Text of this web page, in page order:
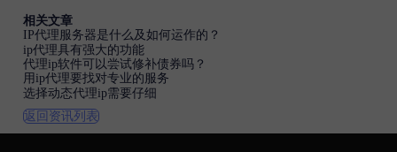
相关文章
IP代理服务器是什么及如何运作的？
ip代理具有强大的功能
代理ip软件可以尝试修补债券吗？
用ip代理要找对专业的服务
选择动态代理ip需要仔细
返回资讯列表